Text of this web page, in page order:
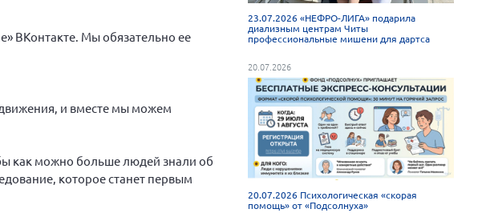
ВКонтакте. Мы обязательно ее
движения, и вместе мы можем
как можно больше людей знали об
которое станет первым
23.07.2026 «НЕФРО-ЛИГА» подарила
диализным центрам Читы
профессиональные мишени для дартса
20.07.2026
20.07.2026 Психологическая «скорая
помощь» от «Подсолнуха»